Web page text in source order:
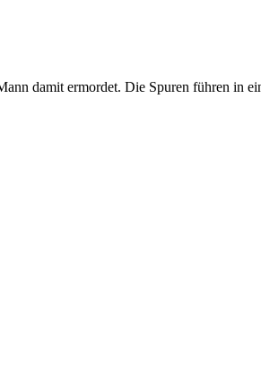
damit ermordet. Die Spuren führen in